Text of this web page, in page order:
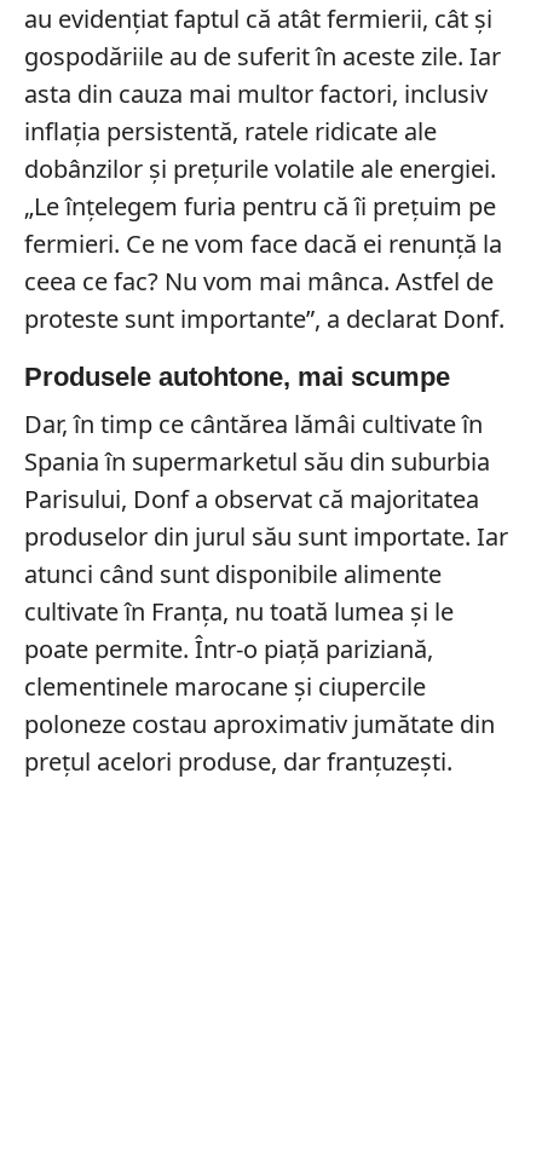
au evidențiat faptul că atât fermierii, cât și
gospodăriile au de suferit în aceste zile. Iar
asta din cauza mai multor factori, inclusiv
inflația persistentă, ratele ridicate ale
dobânzilor și prețurile volatile ale energiei.
„Le înțelegem furia pentru că îi prețuim pe
fermieri. Ce ne vom face dacă ei renunță la
ceea ce fac? Nu vom mai mânca. Astfel de
proteste sunt importante”, a declarat Donf.
Produsele autohtone, mai scumpe
Dar, în timp ce cântărea lămâi cultivate în
Spania în supermarketul său din suburbia
Parisului, Donf a observat că majoritatea
produselor din jurul său sunt importate. Iar
atunci când sunt disponibile alimente
cultivate în Franța, nu toată lumea și le
poate permite. Într-o piață pariziană,
clementinele marocane și ciupercile
poloneze costau aproximativ jumătate din
prețul acelori produse, dar franțuzești.